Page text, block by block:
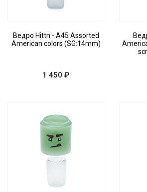
Ведро Hittn - A45 Assorted
American colors (SG:14mm)
1 450 ₽